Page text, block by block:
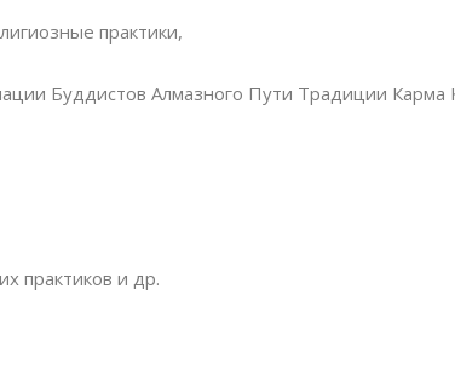
практики,
Буддистов Алмазного Пути Традиции Карма
практиков и др.